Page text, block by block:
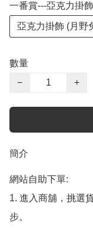
一番賞---亞克力掛飾
亞克力掛飾 (月野
數量
−
+
簡介
網站自助下單:
1. 進入商舖，挑選
步。